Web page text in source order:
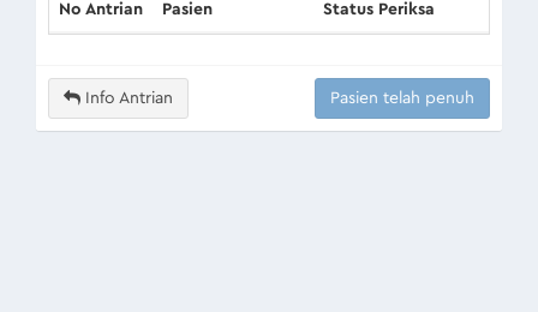
No Antrian Pasien Status Periksa
Info Antrian Pasien telah penuh